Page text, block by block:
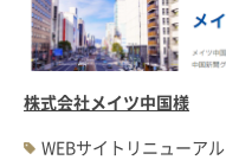
株式会社メイツ中国様
WEBサイトリニューアル